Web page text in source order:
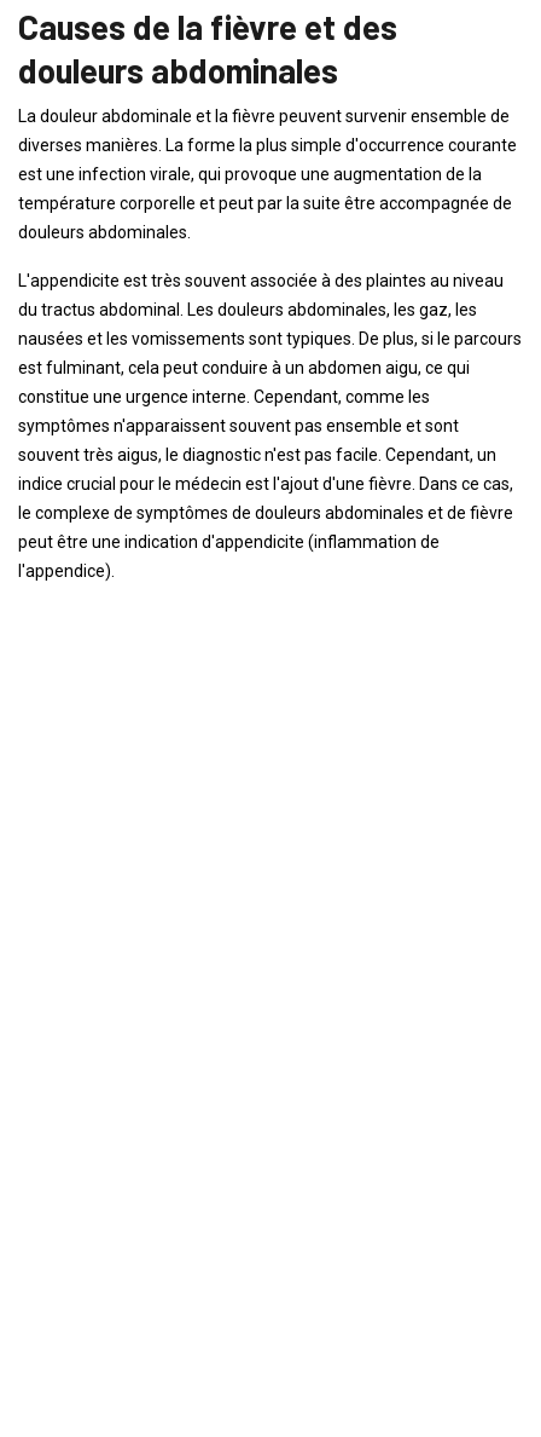
Causes de la fièvre et des
douleurs abdominales
La douleur abdominale et la fièvre peuvent survenir ensemble de
diverses manières. La forme la plus simple d'occurrence courante
est une infection virale, qui provoque une augmentation de la
température corporelle et peut par la suite être accompagnée de
douleurs abdominales.
L'appendicite est très souvent associée à des plaintes au niveau
du tractus abdominal. Les douleurs abdominales, les gaz, les
nausées et les vomissements sont typiques. De plus, si le parcours
est fulminant, cela peut conduire à un abdomen aigu, ce qui
constitue une urgence interne. Cependant, comme les
symptômes n'apparaissent souvent pas ensemble et sont
souvent très aigus, le diagnostic n'est pas facile. Cependant, un
indice crucial pour le médecin est l'ajout d'une fièvre. Dans ce cas,
le complexe de symptômes de douleurs abdominales et de fièvre
peut être une indication d'appendicite (inflammation de
l'appendice).